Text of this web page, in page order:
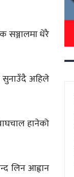
सञ्जालमा धेरै
सुनाउँदै अहिले
हानेको
लिन आह्वान